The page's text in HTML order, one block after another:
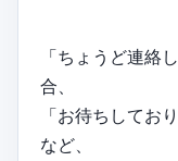
「ちょうど連絡
合、
「お待ちしてお
など、